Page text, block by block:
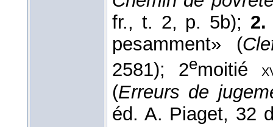
fr., t. 2, p. 5b);
pesamment» (
2581); 2emoitié
(Erreurs de
éd. A. Piaget, 32